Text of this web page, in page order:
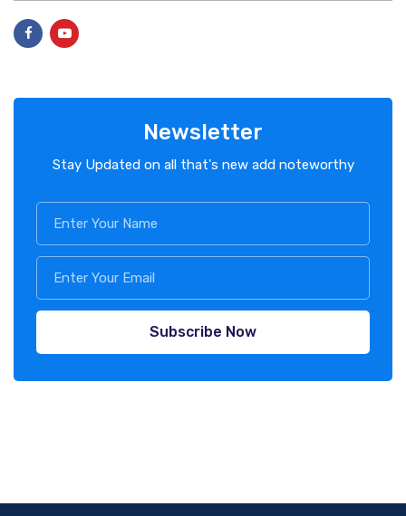
Newsletter
Stay Updated on all that's new add noteworthy
Subscribe Now